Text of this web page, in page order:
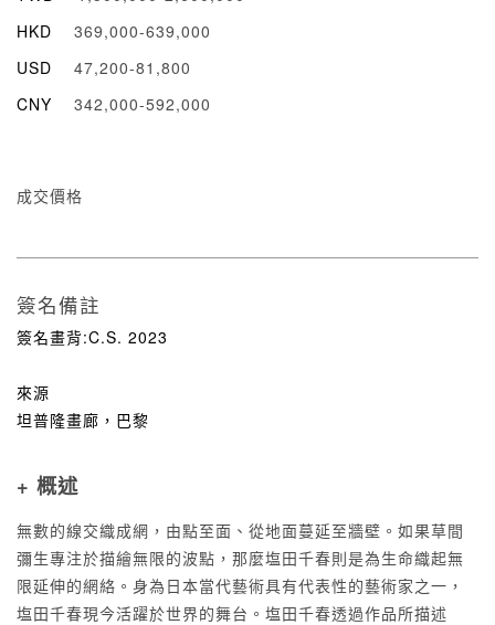
HKD
369,000-639,000
USD
47,200-81,800
CNY
342,000-592,000
成交價格
簽名備註
簽名畫背:C.S. 2023
來源
坦普隆畫廊，巴黎
+ 概述
無數的線交織成網，由點至面、從地面蔓延至牆壁。如果草間
彌生專注於描繪無限的波點，那麼塩田千春則是為生命織起無
限延伸的網絡。身為日本當代藝術具有代表性的藝術家之一，
塩田千春現今活躍於世界的舞台。塩田千春透過作品所描述